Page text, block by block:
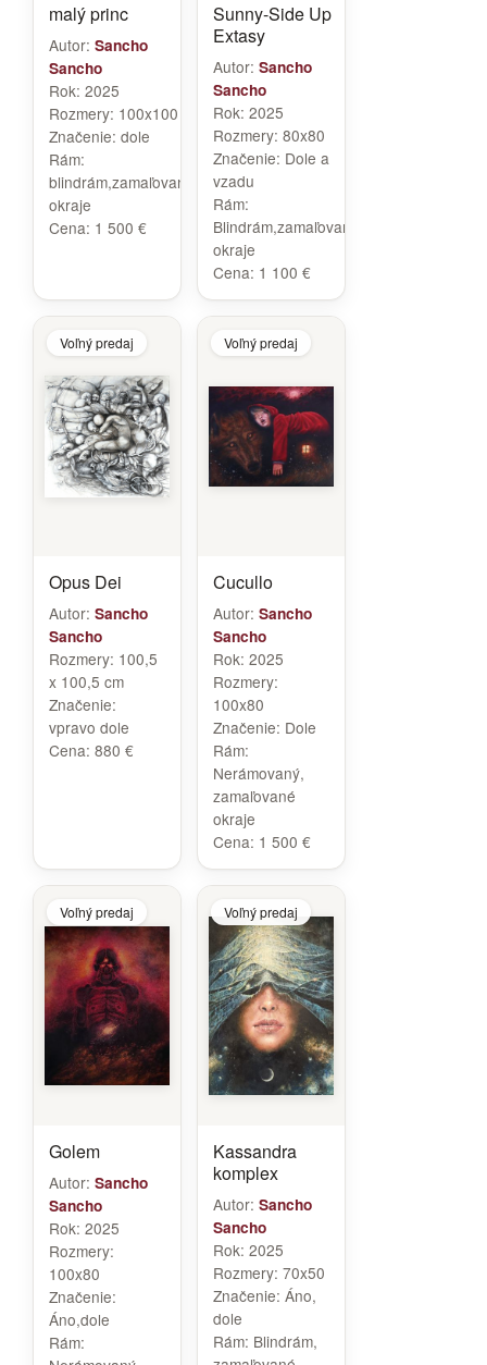
malý princ
Autor: Sancho
Sancho
Rok: 2025
Rozmery: 100x100
Značenie: dole
Rám:
blindrám,zamaľované
okraje
Cena: 1 500 €
Sunny-Side Up
Extasy
Autor: Sancho
Sancho
Rok: 2025
Rozmery: 80x80
Značenie: Dole a
vzadu
Rám:
Blindrám,zamaľované
okraje
Cena: 1 100 €
Voľný predaj
Opus Dei
Autor: Sancho
Sancho
Rozmery: 100,5
x 100,5 cm
Značenie:
vpravo dole
Cena: 880 €
Voľný predaj
Cucullo
Autor: Sancho
Sancho
Rok: 2025
Rozmery:
100x80
Značenie: Dole
Rám:
Nerámovaný,
zamaľované
okraje
Cena: 1 500 €
Voľný predaj
Golem
Autor: Sancho
Sancho
Rok: 2025
Rozmery:
100x80
Značenie:
Áno,dole
Rám:
Voľný predaj
Kassandra
komplex
Autor: Sancho
Sancho
Rok: 2025
Rozmery: 70x50
Značenie: Áno,
dole
Rám: Blindrám,